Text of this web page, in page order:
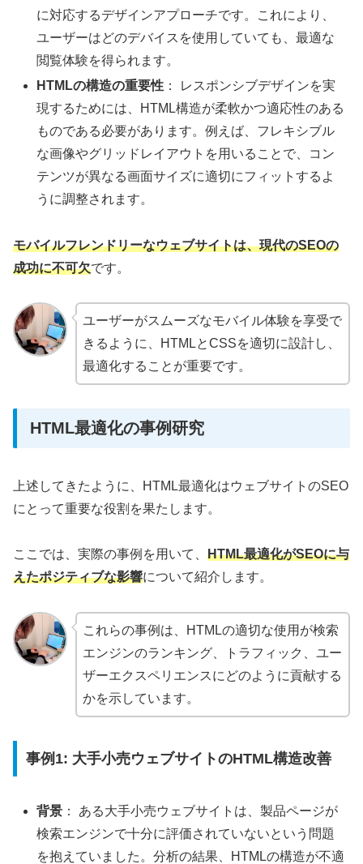
に対応するデザインアプローチです。これにより、
ユーザーはどのデバイスを使用していても、最適な
閲覧体験を得られます。
HTMLの構造の重要性 ： レスポンシブデザインを実
現するためには、HTML構造が柔軟かつ適応性のある
ものである必要があります。例えば、フレキシブル
な画像やグリッドレイアウトを用いることで、コン
テンツが異なる画面サイズに適切にフィットするよ
うに調整されます。
モバイルフレンドリーなウェブサイトは、現代のSEOの
成功に不可欠です。
ユーザーがスムーズなモバイル体験を享受で
きるように、HTMLとCSSを適切に設計し、
最適化することが重要です。
HTML最適化の事例研究
上述してきたように、HTML最適化はウェブサイトのSEO
にとって重要な役割を果たします。
ここでは、実際の事例を用いて、 HTML最適化がSEOに与
えたポジティブな影響について紹介します。
これらの事例は、HTMLの適切な使用が検索
エンジンのランキング、トラフィック、ユー
ザーエクスペリエンスにどのように貢献する
かを示しています。
事例1: 大手小売ウェブサイトのHTML構造改善
背景 ： ある大手小売ウェブサイトは、製品ページが
検索エンジンで十分に評価されていないという問題
を抱えていました。分析の結果、HTMLの構造が不適